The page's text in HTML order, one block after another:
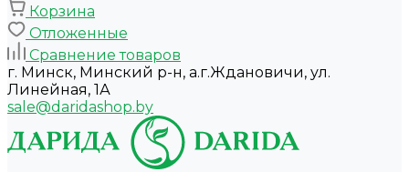
Корзина
Отложенные
Сравнение товаров
г. Минск, Минский р-н, а.г.Ждановичи, ул.
Линейная, 1А
sale@daridashop.by